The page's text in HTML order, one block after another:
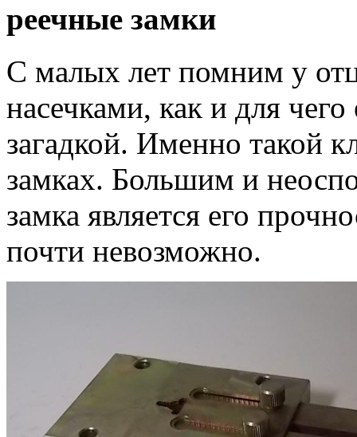
реечные замки
С малых лет помним у
насечками, как и для чего
загадкой. Именно такой
замках. Большим и
замка является его
почти невозможно.